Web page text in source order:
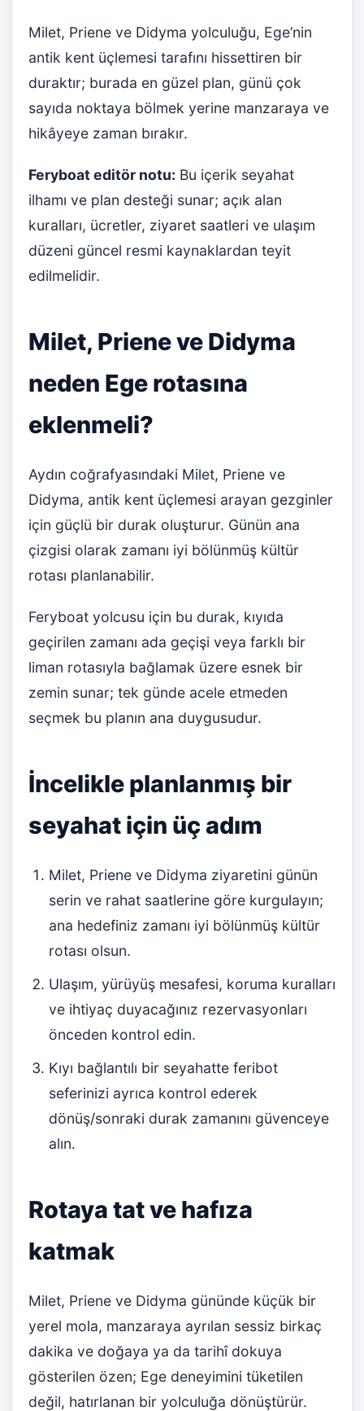
Milet, Priene ve Didyma yolculuğu, Ege’nin
antik kent üçlemesi tarafını hissettiren bir
duraktır; burada en güzel plan, günü çok
sayıda noktaya bölmek yerine manzaraya ve
hikâyeye zaman bırakır.
Feryboat editör notu: Bu içerik seyahat
ilhamı ve plan desteği sunar; açık alan
kuralları, ücretler, ziyaret saatleri ve ulaşım
düzeni güncel resmi kaynaklardan teyit
edilmelidir.
Milet, Priene ve Didyma
neden Ege rotasına
eklenmeli?
Aydın coğrafyasındaki Milet, Priene ve
Didyma, antik kent üçlemesi arayan gezginler
için güçlü bir durak oluşturur. Günün ana
çizgisi olarak zamanı iyi bölünmüş kültür
rotası planlanabilir.
Feryboat yolcusu için bu durak, kıyıda
geçirilen zamanı ada geçişi veya farklı bir
liman rotasıyla bağlamak üzere esnek bir
zemin sunar; tek günde acele etmeden
seçmek bu planın ana duygusudur.
İncelikle planlanmış bir
seyahat için üç adım
Milet, Priene ve Didyma ziyaretini günün
serin ve rahat saatlerine göre kurgulayın;
ana hedefiniz zamanı iyi bölünmüş kültür
rotası olsun.
Ulaşım, yürüyüş mesafesi, koruma kuralları
ve ihtiyaç duyacağınız rezervasyonları
önceden kontrol edin.
Kıyı bağlantılı bir seyahatte feribot
seferinizi ayrıca kontrol ederek
dönüş/sonraki durak zamanını güvenceye
alın.
Rotaya tat ve hafıza
katmak
Milet, Priene ve Didyma gününde küçük bir
yerel mola, manzaraya ayrılan sessiz birkaç
dakika ve doğaya ya da tarihî dokuya
gösterilen özen; Ege deneyimini tüketilen
değil, hatırlanan bir yolculuğa dönüştürür.